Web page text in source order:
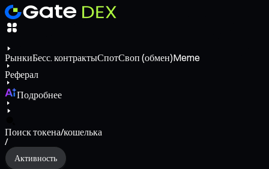
РынкиБесс. контрактыСпотСвоп (обмен)Meme
Реферал
Подробнее
Поиск токена/кошелька
/
Активность